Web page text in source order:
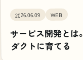
2026.06.09 WEB
サービス開発とは
ダクトに育てる